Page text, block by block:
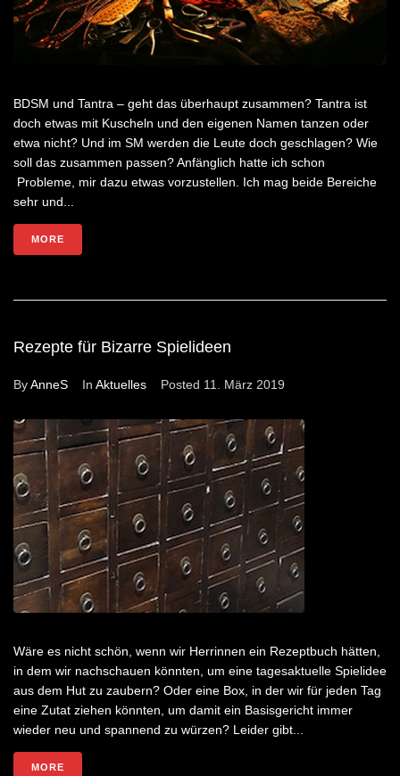
BDSM und Tantra – geht das überhaupt zusammen? Tantra ist
doch etwas mit Kuscheln und den eigenen Namen tanzen oder
etwa nicht? Und im SM werden die Leute doch geschlagen? Wie
soll das zusammen passen? Anfänglich hatte ich schon
Probleme, mir dazu etwas vorzustellen. Ich mag beide Bereiche
sehr und...
MORE
Rezepte für Bizarre Spielideen
ByAnneS In Aktuelles Posted 11. März 2019
Wäre es nicht schön, wenn wir Herrinnen ein Rezeptbuch hätten,
in dem wir nachschauen könnten, um eine tagesaktuelle Spielidee
aus dem Hut zu zaubern? Oder eine Box, in der wir für jeden Tag
eine Zutat ziehen könnten, um damit ein Basisgericht immer
wieder neu und spannend zu würzen? Leider gibt...
MORE